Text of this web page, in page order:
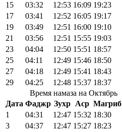
15
03:32 12:53 16:09 19:23
17
03:41 12:52 16:05 19:17
19
03:49 12:51 16:00 19:10
21
03:56 12:51 15:55 19:03
23
04:04 12:50 15:51 18:57
25
04:11 12:49 15:46 18:50
27
04:18 12:49 15:41 18:43
29
04:25 12:48 15:37 18:37
Время намаза на Октябрь
Дата Фаджр Зухр Аср Магриб
1
04:31 12:47 15:32 18:30
3
04:37 12:47 15:27 18:23